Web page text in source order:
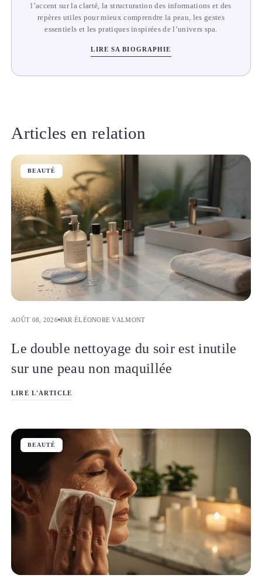
l’accent sur la clarté, la structuration des informations et des
repères utiles pour mieux comprendre la peau, les gestes
essentiels et les pratiques inspirées de l’univers spa.
LIRE SA BIOGRAPHIE
Articles en relation
BEAUTÉ
AOÛT 08, 2026 PAR ÉLÉONORE VALMONT
Le double nettoyage du soir est inutile
sur une peau non maquillée
LIRE L'ARTICLE
BEAUTÉ